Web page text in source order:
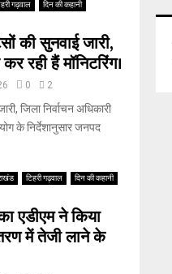
गढ़वाल
दिन की कहानी
की सुनवाई जारी,
रही हैं मॉनिटरिंग।
0 2
जिला निर्वाचन अधिकारी
के निर्देशानुसार जनपद
टिहरी गढ़वाल
दिन की कहानी
एडीएम ने किया
में तेजी लाने के